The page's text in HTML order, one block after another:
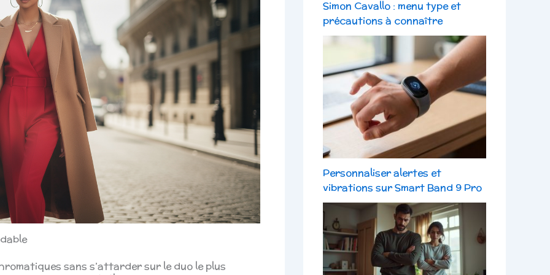
sans s’attarder sur le duo le plus
Simon Cavallo : menu type et
précautions à connaître
Personnaliser alertes et
vibrations sur Smart Band 9 Pro